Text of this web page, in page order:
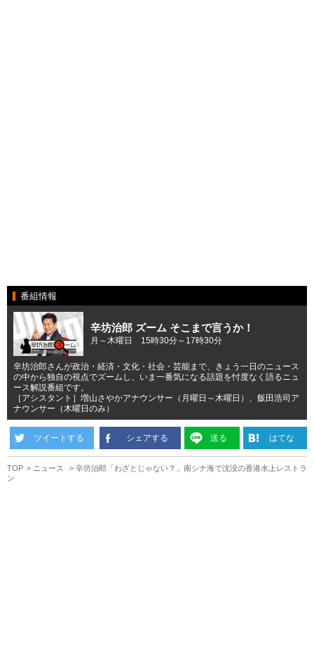
番組情報
辛坊治郎 ズーム そこまで言うか！
月～木曜日 15時30分～17時30分
辛坊治郎さんが政治・経済・文化・社会・芸能まで、きょう一日のニュース
の中から独自の視点でズームし、いま一番気になる話題を忖度なく語るニュ
ース解説番組です。
［アシスタント］増山さやかアナウンサー（月曜日～木曜日）、飯田浩司ア
ナウンサー（木曜日のみ）
ツイートする シェアする 送る はてな
TOP ニュース
辛坊治郎「わざとじゃない？」南シナ海で沈没の香港水上レストラ
ン